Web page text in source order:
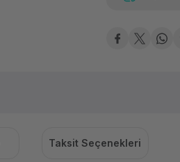
Taksit Seçenekleri